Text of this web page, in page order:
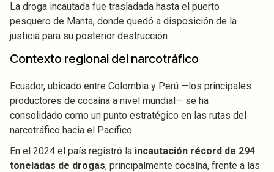
La droga incautada fue trasladada hasta el puerto
pesquero de Manta, donde quedó a disposición de la
justicia para su posterior destrucción.
Contexto regional del narcotráfico
Ecuador, ubicado entre Colombia y Perú —los principales
productores de cocaína a nivel mundial— se ha
consolidado como un punto estratégico en las rutas del
narcotráfico hacia el Pacífico.
En el 2024 el país registró la incautación récord de 294
toneladas de drogas, principalmente cocaína, frente a las